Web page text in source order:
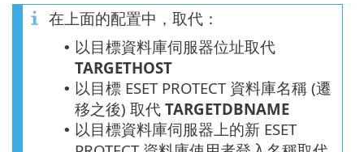
在上面的配置中，取代：
• 以目標資料庫伺服器位址取代
TARGETHOST
• 以目標 ESET PROTECT資料庫名稱 (遷
移之後) 取代 TARGETDBNAME
• 以目標資料庫伺服器上的新 ESET